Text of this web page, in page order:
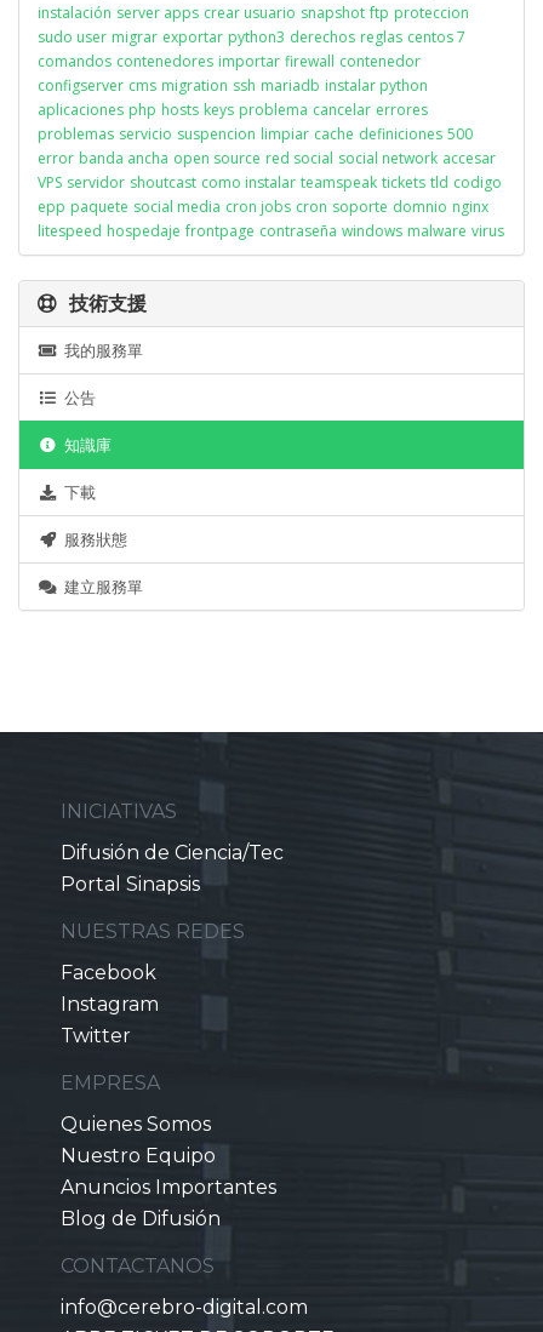
instalación server apps crear usuario snapshot ftp proteccion
sudo user migrar exportar python3 derechos reglas centos 7
comandos contenedores importar firewall contenedor
configserver cms migration ssh mariadb instalar python
aplicaciones php hosts keys problema cancelar errores
problemas servicio suspencion limpiar cache definiciones 500
error banda ancha open source red social social network accesar
VPS servidor shoutcast como instalar teamspeak tickets tld codigo
epp paquete social media cron jobs cron soporte domnio nginx
litespeed hospedaje frontpage contraseña windows malware virus
技術支援
我的服務單
公告
知識庫
下載
服務狀態
建立服務單
INICIATIVAS
Difusión de Ciencia/Tec
Portal Sinapsis
NUESTRAS REDES
Facebook
Instagram
Twitter
EMPRESA
Quienes Somos
Nuestro Equipo
Anuncios Importantes
Blog de Difusión
CONTACTANOS
info@cerebro-digital.com